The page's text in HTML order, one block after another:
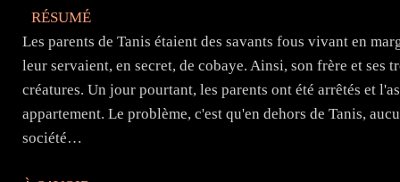
RÉSUMÉ
Les parents de Tanis étaient des savants fous vivant en
leur servaient, en secret, de cobaye. Ainsi, son frère et ses
créatures. Un jour pourtant, les parents ont été arrêtés et
appartement. Le problème, c'est qu'en dehors de Tanis,
société…